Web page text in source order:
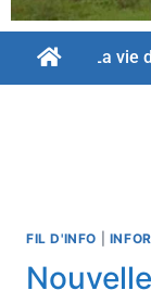
La vie
FIL D'INFO